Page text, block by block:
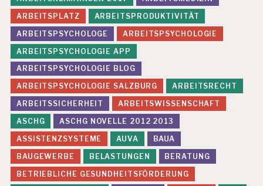
H
U
N
G
E
N
G
E
S
U
N
D
H
EI
T
S
ARBEITSPLATZ
ARBEITSPRODUKTIVITÄT
ARBEITSPSYCHOLOGE
ARBEITSPSYCHOLOGIE
ARBEITSPSYCHOLOGIE APP
ARBEITSPSYCHOLOGIE BLOG
ARBEITSPSYCHOLOGIE SALZBURG
ARBEITSRECHT
ARBEITSSICHERHEIT
ARBEITSWISSENSCHAFT
ASCHG
ASCHG NOVELLE 2012 2013
ASSISTENZSYSTEME
AUVA
BAUA
BAUGEWERBE
BELASTUNGEN
BERATUNG
BETRIEBLICHE GESUNDHEITSFÖRDERUNG